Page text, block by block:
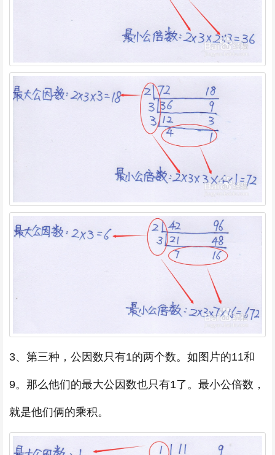
3、第三种，公因数只有1的两个数。如图片的11和
9。那么他们的最大公因数也只有1了。最小公倍数，
就是他们俩的乘积。